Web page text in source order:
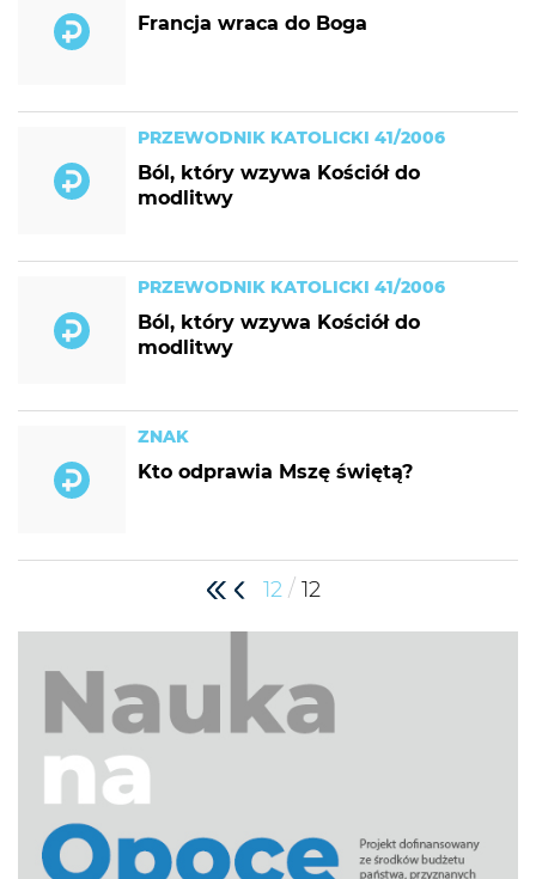
Francja wraca do Boga
PRZEWODNIK KATOLICKI 41/2006
Ból, który wzywa Kościół do
modlitwy
PRZEWODNIK KATOLICKI 41/2006
Ból, który wzywa Kościół do
modlitwy
ZNAK
Kto odprawia Mszę świętą?
12 / 12